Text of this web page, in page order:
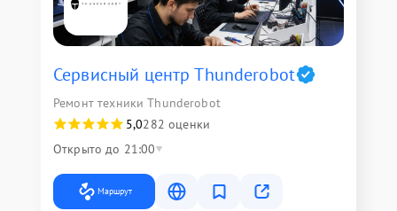
Сервисный центр Thunderobot
Ремонт техники Thunderobot
5,0282 оценки
Открыто до 21:00
Маршрут